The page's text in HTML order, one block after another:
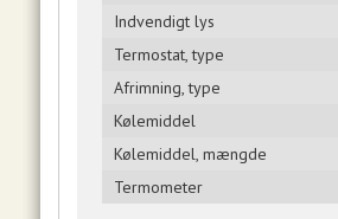
Indvendigt lys
Termostat, type
Afrimning, type
Kølemiddel
Kølemiddel, mængde
Termometer